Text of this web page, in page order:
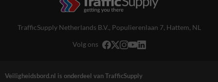
TrafficSupply Netherlands B.V., Populierenlaan 7, Hattem, NL
Volg ons
Veiligheidsbord.nl is onderdeel van TrafficSupply